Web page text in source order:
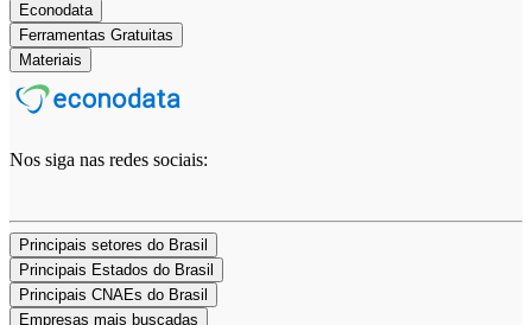
Econodata
Ferramentas Gratuitas
Materiais
Nos siga nas redes sociais:
Principais setores do Brasil
Principais Estados do Brasil
Principais CNAEs do Brasil
Empresas mais buscadas